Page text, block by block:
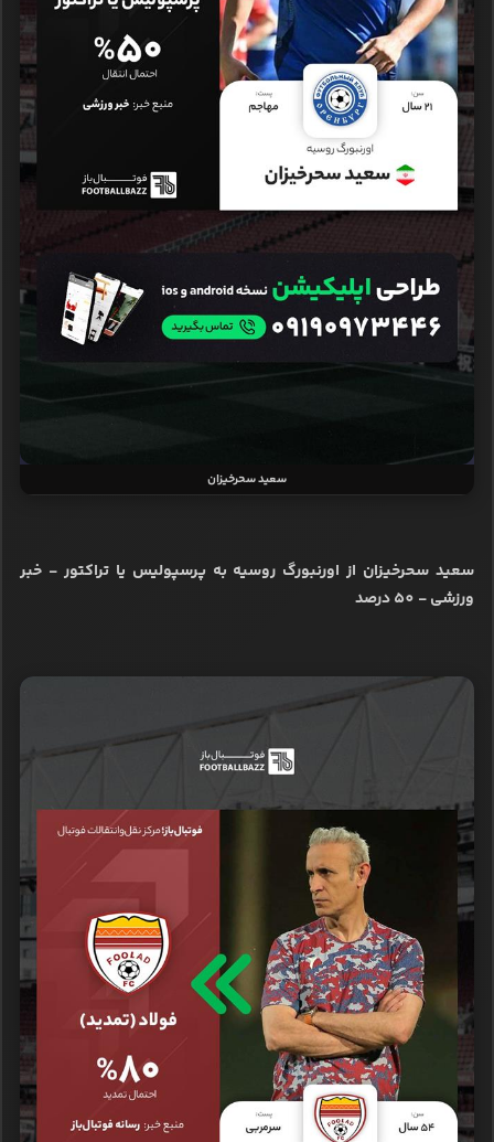
سعید سحرخیزان
سعید سحرخیزان از اورنبورگ روسیه به پرسپولیس یا تراکتور - خبر
ورزشی - 50 درصد